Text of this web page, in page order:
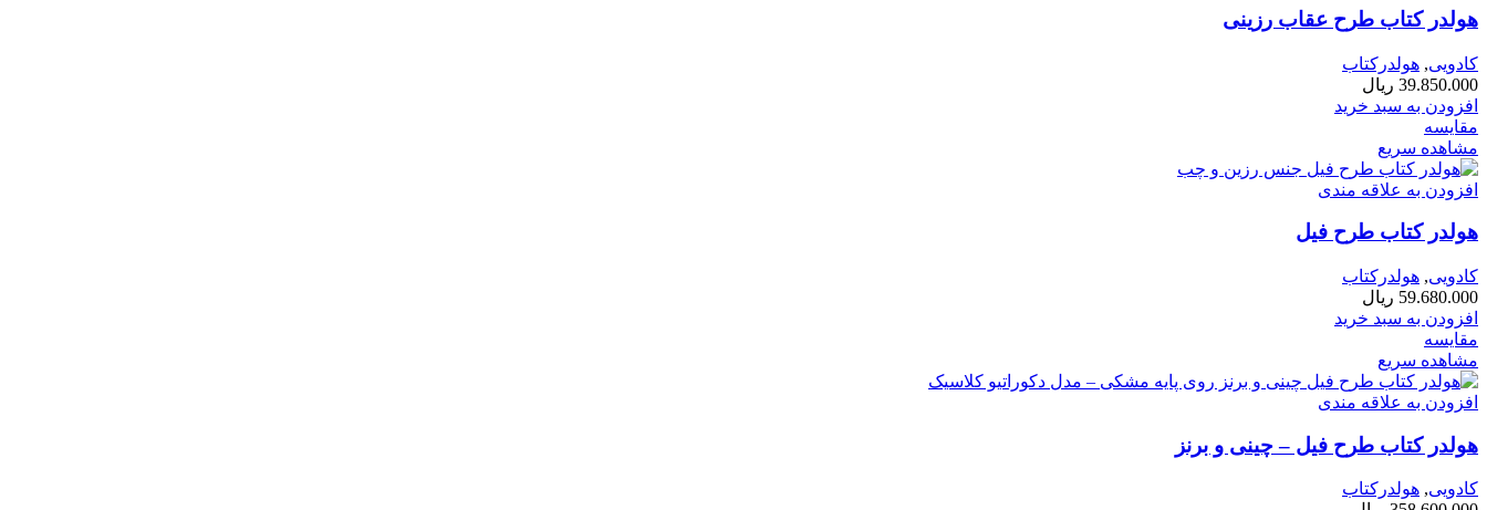
هولدر کتاب طرح عقاب رزینی
کادویی, هولدرکتاب
39.850.000 ریال
افزودن به سبد خرید
مقایسه
مشاهده سریع
افزودن به علاقه مندی
هولدر کتاب طرح فیل
کادویی, هولدرکتاب
59.680.000 ریال
افزودن به سبد خرید
مقایسه
مشاهده سریع
افزودن به علاقه مندی
هولدر کتاب طرح فیل – چینی و برنز
کادویی, هولدرکتاب